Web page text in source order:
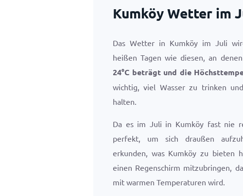
Kumköy Wetter im
Das Wetter in Kumköy im Juli
heißen Tagen wie diesen, an
24°C beträgt und die
wichtig, viel Wasser zu trinken
halten.
Da es im Juli in Kumköy fast nie
perfekt, um sich draußen
erkunden, was Kumköy zu bieten
einen Regenschirm mitzubringen,
mit warmen Temperaturen wird.